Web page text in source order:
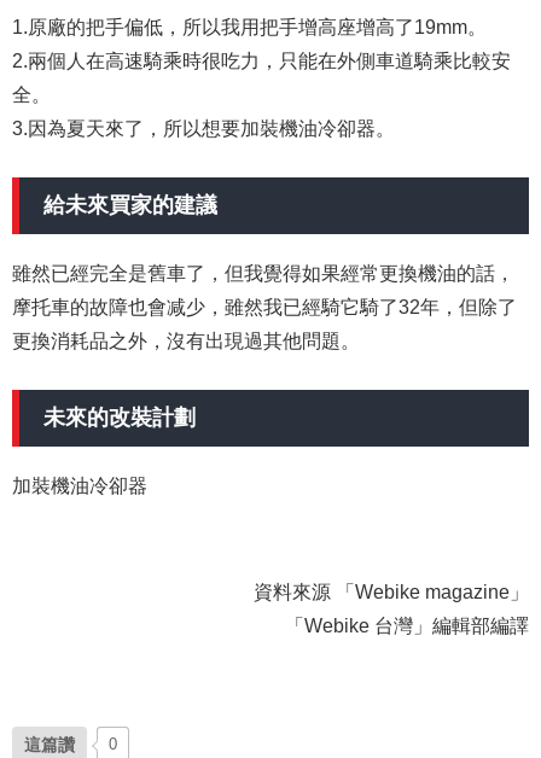
1.原廠的把手偏低，所以我用把手增高座增高了19mm。
2.兩個人在高速騎乘時很吃力，只能在外側車道騎乘比較安
全。
3.因為夏天來了，所以想要加裝機油冷卻器。
給未來買家的建議
雖然已經完全是舊車了，但我覺得如果經常更換機油的話，
摩托車的故障也會减少，雖然我已經騎它騎了32年，但除了
更換消耗品之外，沒有出現過其他問題。
未來的改裝計劃
加裝機油冷卻器
資料來源 「Webike magazine」
「Webike 台灣」編輯部編譯
這篇讚 0